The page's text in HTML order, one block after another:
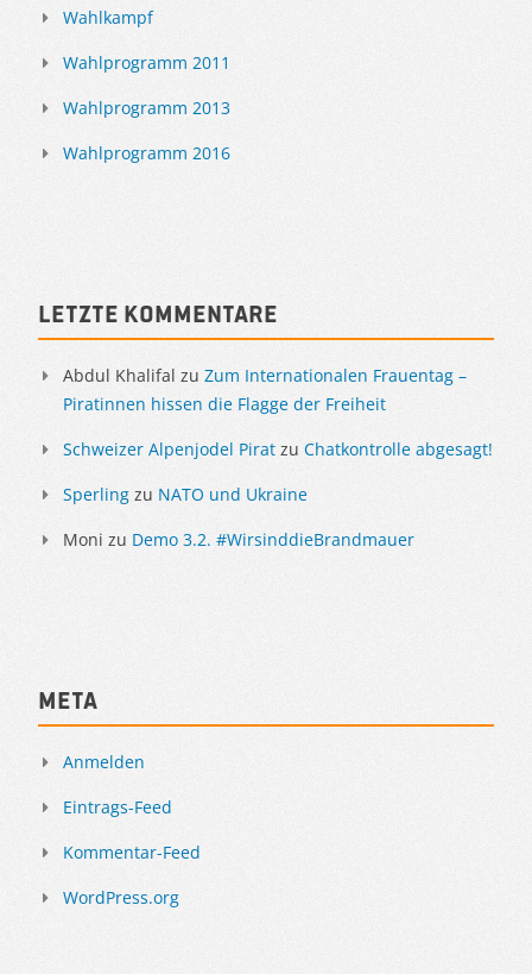
Wahlkampf
Wahlprogramm 2011
Wahlprogramm 2013
Wahlprogramm 2016
Letzte Kommentare
Abdul Khalifal zu Zum Internationalen Frauentag –
Piratinnen hissen die Flagge der Freiheit
Schweizer Alpenjodel Pirat zu Chatkontrolle abgesagt!
Sperling zu NATO und Ukraine
Moni zu Demo 3.2. #WirsinddieBrandmauer
Meta
Anmelden
Eintrags-Feed
Kommentar-Feed
WordPress.org